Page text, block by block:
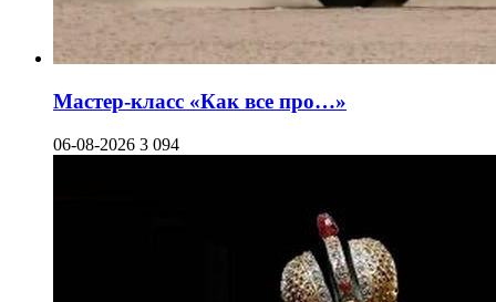
Мастер-класс «Как все про…»
06-08-2026 3 094